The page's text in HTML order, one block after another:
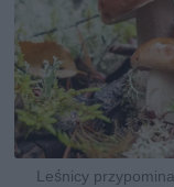
Leśnicy